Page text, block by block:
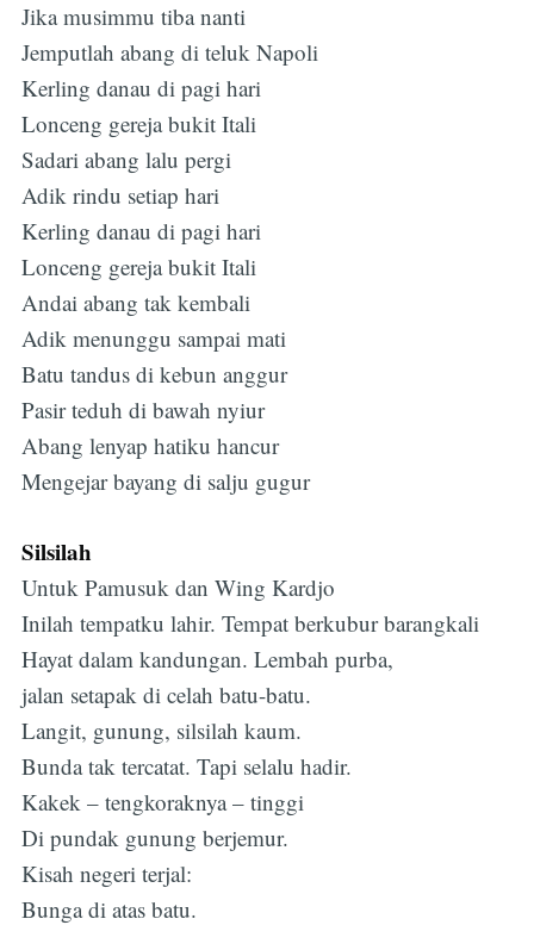
Jika musimmu tiba nanti
Jemputlah abang di teluk Napoli
Kerling danau di pagi hari
Lonceng gereja bukit Itali
Sadari abang lalu pergi
Adik rindu setiap hari
Kerling danau di pagi hari
Lonceng gereja bukit Itali
Andai abang tak kembali
Adik menunggu sampai mati
Batu tandus di kebun anggur
Pasir teduh di bawah nyiur
Abang lenyap hatiku hancur
Mengejar bayang di salju gugur
Silsilah
Untuk Pamusuk dan Wing Kardjo
Inilah tempatku lahir. Tempat berkubur barangkali
Hayat dalam kandungan. Lembah purba,
jalan setapak di celah batu-batu.
Langit, gunung, silsilah kaum.
Bunda tak tercatat. Tapi selalu hadir.
Kakek – tengkoraknya – tinggi
Di pundak gunung berjemur.
Kisah negeri terjal:
Bunga di atas batu.